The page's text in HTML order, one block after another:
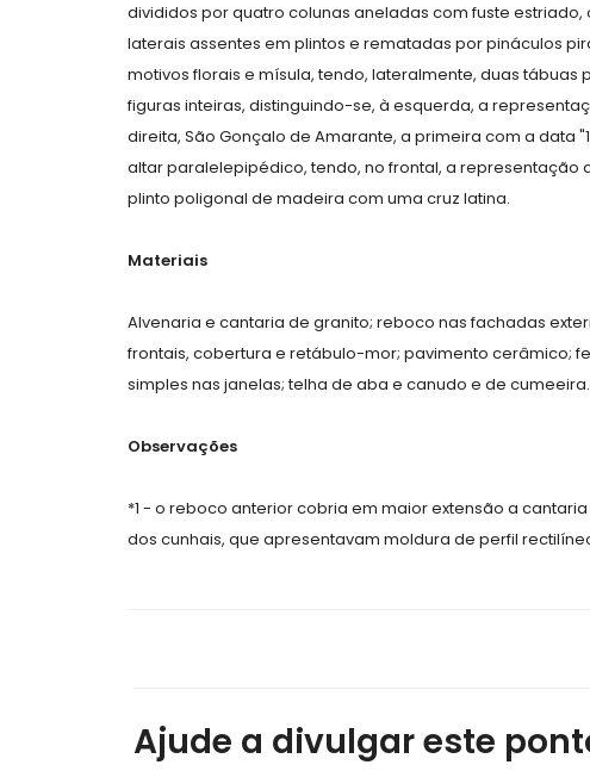
divididos por quatro colunas aneladas com fuste
laterais assentes em plintos e rematadas por pináculos
motivos florais e mísula, tendo, lateralmente, duas
figuras inteiras, distinguindo-se, à esquerda, a
direita, São Gonçalo de Amarante, a primeira com a data
altar paralelepipédico, tendo, no frontal, a representação
plinto poligonal de madeira com uma cruz latina.
Materiais
Alvenaria e cantaria de granito; reboco nas fachadas
frontais, cobertura e retábulo-mor; pavimento cerâmico;
simples nas janelas; telha de aba e canudo e de cumeeira.
Observações
*1 - o reboco anterior cobria em maior extensão a
dos cunhais, que apresentavam moldura de perfil
Ajude a divulgar este